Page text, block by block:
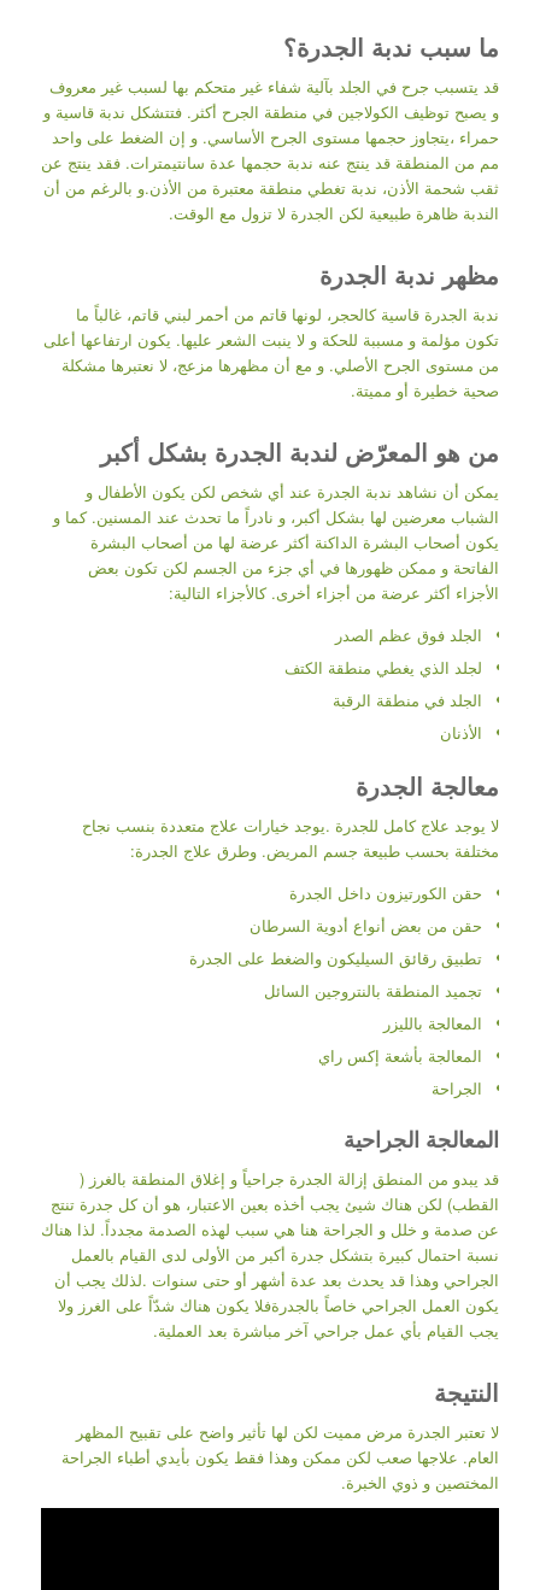
ما سبب ندبة الجدرة؟
قد يتسبب جرح في الجلد بآلية شفاء غير متحكم بها لسبب غير معروف
و يصبح توظيف الكولاجين في منطقة الجرح أكثر. فتتشكل ندبة قاسية و
حمراء ،يتجاوز حجمها مستوى الجرح الأساسي. و إن الضغط على واحد
مم من المنطقة قد ينتج عنه ندبة حجمها عدة سانتيمترات. فقد ينتج عن
ثقب شحمة الأذن، ندبة تغطي منطقة معتبرة من الأذن.و بالرغم من أن
الندبة ظاهرة طبيعية لكن الجدرة لا تزول مع الوقت.
مظهر ندبة الجدرة
ندبة الجدرة قاسية كالحجر، لونها قاتم من أحمر لبني قاتم، غالباً ما
تكون مؤلمة و مسببة للحكة و لا ينبت الشعر عليها. يكون ارتفاعها أعلى
من مستوى الجرح الأصلي. و مع أن مظهرها مزعج، لا نعتبرها مشكلة
صحية خطيرة أو مميتة.
من هو المعرّض لندبة الجدرة بشكل أكبر
يمكن أن نشاهد ندبة الجدرة عند أي شخص لكن يكون الأطفال و
الشباب معرضين لها بشكل أكبر، و نادراً ما تحدث عند المسنين. كما و
يكون أصحاب البشرة الداكنة أكثر عرضة لها من أصحاب البشرة
الفاتحة و ممكن ظهورها في أي جزء من الجسم لكن تكون بعض
الأجزاء أكثر عرضة من أجزاء أخرى. كالأجزاء التالية:
الجلد فوق عظم الصدر
لجلد الذي يغطي منطقة الكتف
الجلد في منطقة الرقبة
الأذنان
معالجة الجدرة
لا يوجد علاج كامل للجدرة .يوجد خيارات علاج متعددة بنسب نجاح
مختلفة بحسب طبيعة جسم المريض. وطرق علاج الجدرة:
حقن الكورتيزون داخل الجدرة
حقن من بعض أنواع أدوية السرطان
تطبيق رقائق السيليكون والضغط على الجدرة
تجميد المنطقة بالنتروجين السائل
المعالجة بالليزر
المعالجة بأشعة إكس راي
الجراحة
المعالجة الجراحية
قد يبدو من المنطق إزالة الجدرة جراحياً و إغلاق المنطقة بالغرز (
القطب) لكن هناك شيئ يجب أخذه بعين الاعتبار، هو أن كل جدرة تنتج
عن صدمة و خلل و الجراحة هنا هي سبب لهذه الصدمة مجدداً. لذا هناك
نسبة احتمال كبيرة بتشكل جدرة أكبر من الأولى لدى القيام بالعمل
الجراحي وهذا قد يحدث بعد عدة أشهر أو حتى سنوات .لذلك يجب أن
يكون العمل الجراحي خاصاً بالجدرةفلا يكون هناك شدّاً على الغرز ولا
يجب القيام بأي عمل جراحي آخر مباشرة بعد العملية.
النتيجة
لا تعتبر الجدرة مرض مميت لكن لها تأثير واضح على تقبيح المظهر
العام. علاجها صعب لكن ممكن وهذا فقط يكون بأيدي أطباء الجراحة
المختصين و ذوي الخبرة.